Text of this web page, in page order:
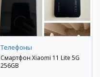
Телефоны
Смартфон Xiaomi 11 Lite 5G
256GB